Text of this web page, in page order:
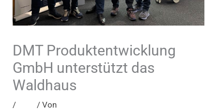
DMT Produktentwicklung
GmbH unterstützt das
Waldhaus
/ / Von